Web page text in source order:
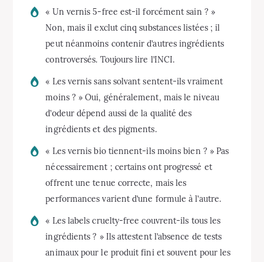
« Un vernis 5-free est-il forcément sain ? »
Non, mais il exclut cinq substances listées ; il
peut néanmoins contenir d’autres ingrédients
controversés. Toujours lire l’INCI.
« Les vernis sans solvant sentent-ils vraiment
moins ? » Oui, généralement, mais le niveau
d’odeur dépend aussi de la qualité des
ingrédients et des pigments.
« Les vernis bio tiennent-ils moins bien ? » Pas
nécessairement ; certains ont progressé et
offrent une tenue correcte, mais les
performances varient d’une formule à l’autre.
« Les labels cruelty-free couvrent-ils tous les
ingrédients ? » Ils attestent l’absence de tests
animaux pour le produit fini et souvent pour les